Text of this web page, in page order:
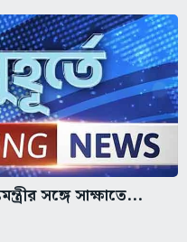
সঙ্গে সাক্ষাতে...